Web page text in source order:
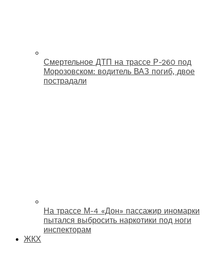
Смертельное ДТП на трассе Р-260 под
Морозовском: водитель ВАЗ погиб, двое
пострадали
На трассе М-4 «Дон» пассажир иномарки
пытался выбросить наркотики под ноги
инспекторам
ЖКХ